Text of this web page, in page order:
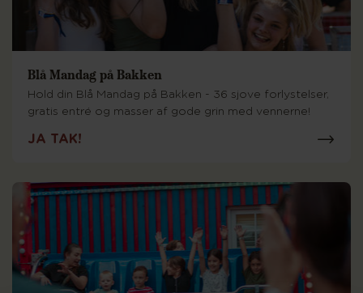
Blå Mandag på Bakken
Hold din Blå Mandag på Bakken - 36 sjove forlystelser,
gratis entré og masser af gode grin med vennerne!
JA TAK!